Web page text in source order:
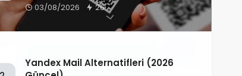
03/08/2026 26
Yandex Mail Alternatifleri (2026